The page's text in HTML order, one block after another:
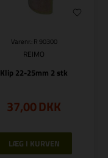
Varenr.: R 90300
REIMO
Klip 22-25mm 2 stk
37,00DKK